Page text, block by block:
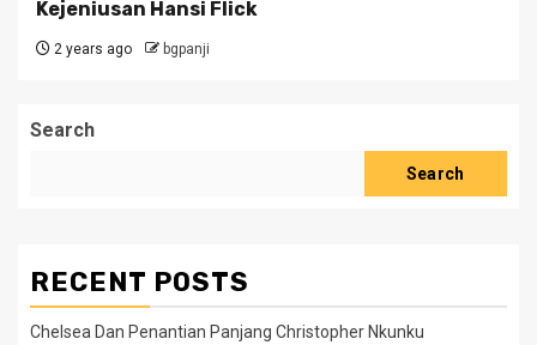
Kejeniusan Hansi Flick
2 years ago bgpanji
Search
Search
RECENT POSTS
Chelsea Dan Penantian Panjang Christopher Nkunku